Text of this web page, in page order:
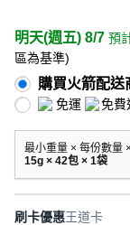
明天(週五) 8/7 預
區為基準)
購買火箭配送
免運 免費
最小重量 × 每份數量
15g × 42包 × 1袋
刷卡優惠王道卡